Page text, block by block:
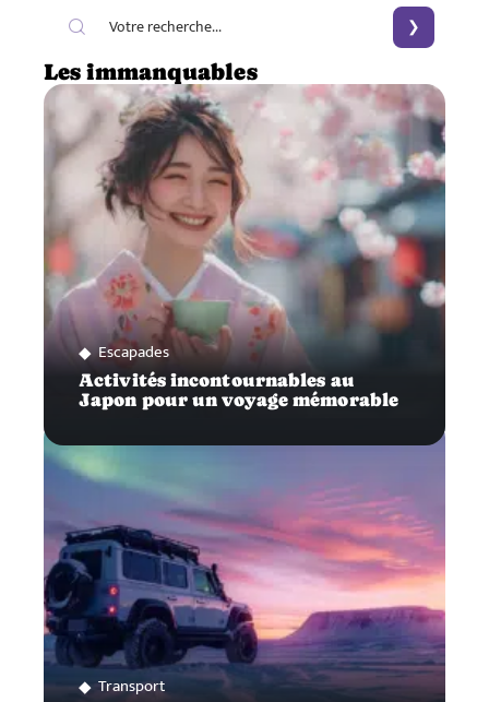
Les immanquables
Escapades
Activités incontournables au
Japon pour un voyage mémorable
Transport